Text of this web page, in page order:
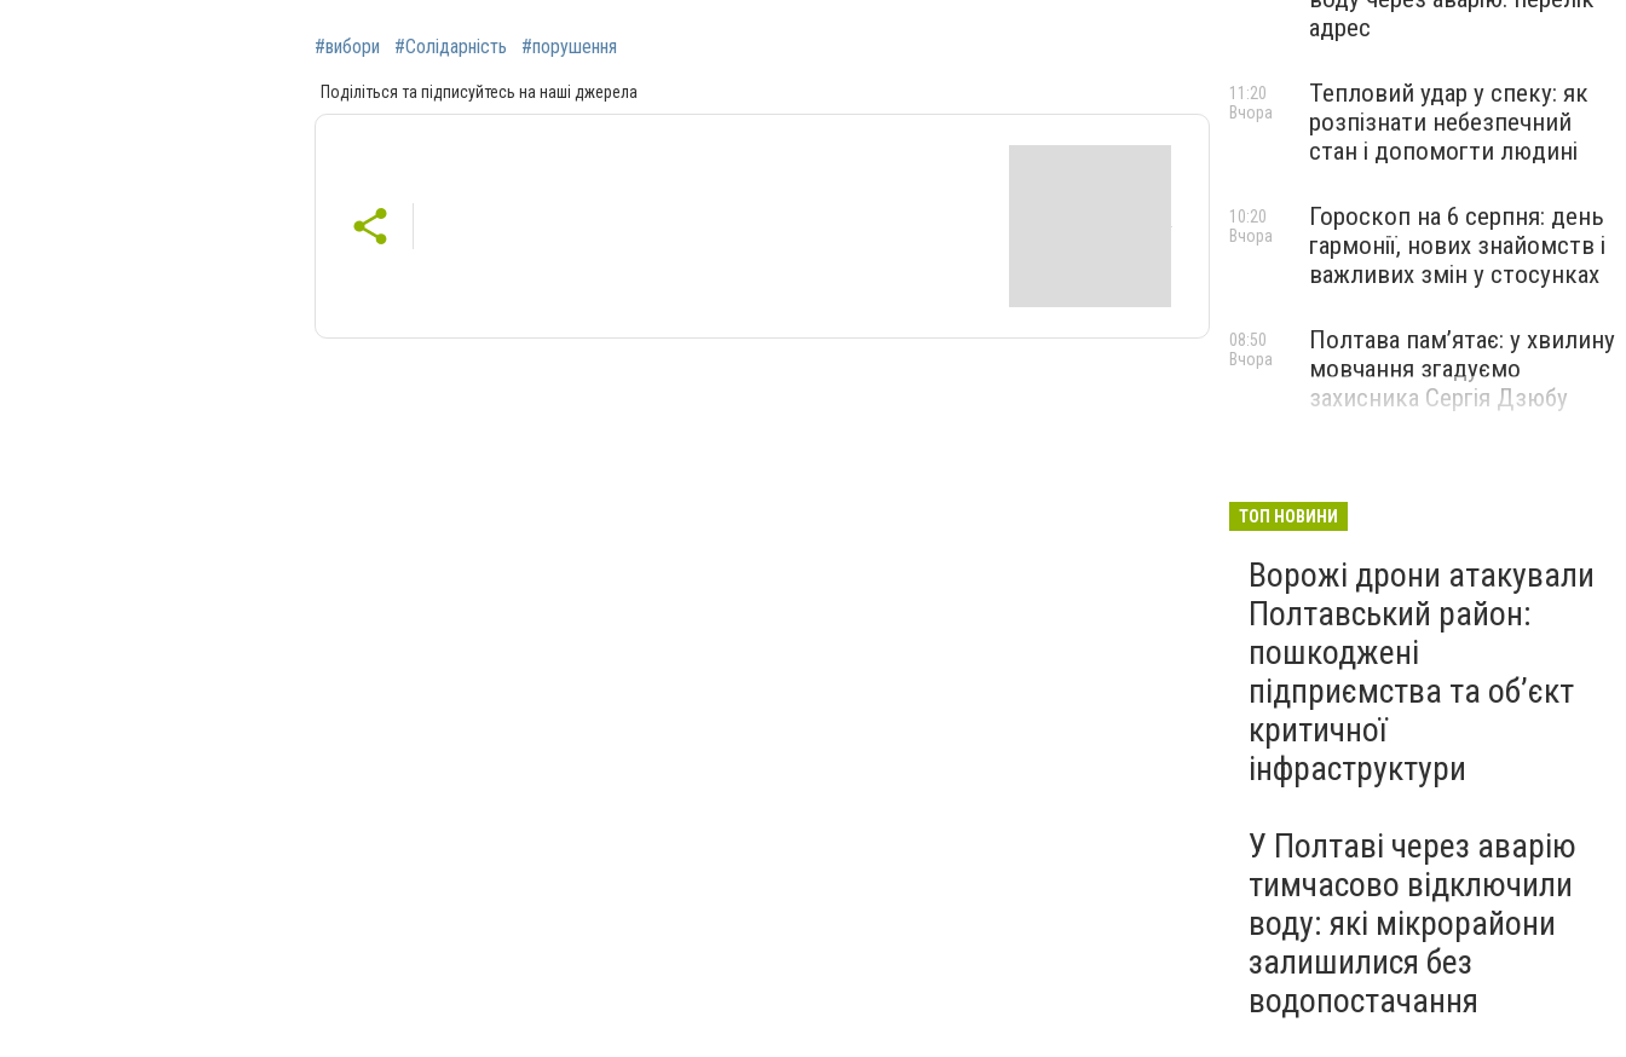
#вибори #Солідарність #порушення
Поділіться та підписуйтесь на наші джерела
адрес
Тепловий удар у спеку: як
розпізнати небезпечний
стан і допомогти людині
11:20
Вчора
Гороскоп на 6 серпня: день
гармонії, нових знайомств і
важливих змін у стосунках
10:20
Вчора
Полтава пам’ятає: у хвилину
мовчання згадуємо
захисника Сергія Дзюбу
08:50
Вчора
ТОП НОВИНИ
Ворожі дрони атакували
Полтавський район:
пошкоджені
підприємства та об’єкт
критичної
інфраструктури
У Полтаві через аварію
тимчасово відключили
воду: які мікрорайони
залишилися без
водопостачання